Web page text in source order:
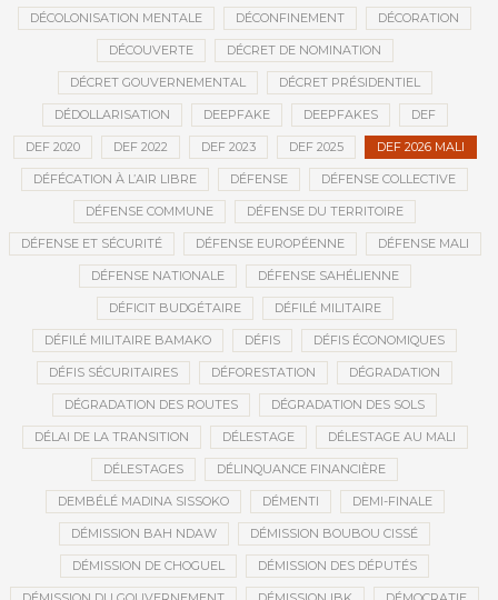
DÉCOLONISATION MENTALE DÉCONFINEMENT DÉCORATION
DÉCOUVERTE DÉCRET DE NOMINATION
DÉCRET GOUVERNEMENTAL DÉCRET PRÉSIDENTIEL
DÉDOLLARISATION DEEPFAKE DEEPFAKES DEF
DEF 2020 DEF 2022 DEF 2023 DEF 2025 DEF 2026 MALI
DÉFÉCATION À L’AIR LIBRE DÉFENSE DÉFENSE COLLECTIVE
DÉFENSE COMMUNE DÉFENSE DU TERRITOIRE
DÉFENSE ET SÉCURITÉ DÉFENSE EUROPÉENNE DÉFENSE MALI
DÉFENSE NATIONALE DÉFENSE SAHÉLIENNE
DÉFICIT BUDGÉTAIRE DÉFILÉ MILITAIRE
DÉFILÉ MILITAIRE BAMAKO DÉFIS DÉFIS ÉCONOMIQUES
DÉFIS SÉCURITAIRES DÉFORESTATION DÉGRADATION
DÉGRADATION DES ROUTES DÉGRADATION DES SOLS
DÉLAI DE LA TRANSITION DÉLESTAGE DÉLESTAGE AU MALI
DÉLESTAGES DÉLINQUANCE FINANCIÈRE
DEMBÉLÉ MADINA SISSOKO DÉMENTI DEMI-FINALE
DÉMISSION BAH NDAW DÉMISSION BOUBOU CISSÉ
DÉMISSION DE CHOGUEL DÉMISSION DES DÉPUTÉS